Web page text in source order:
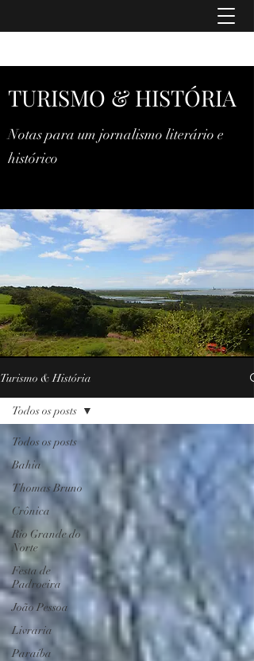
TURISMO & HISTÓRIA
Notas para um jornalismo literário e
histórico
Turismo & História
Todos os posts
Bahia
Thomas Bruno
Crônica
Rio Grande do
Norte
Festa de
Padroeira
João Pessoa
Livraria
Paraíba
Todos os posts